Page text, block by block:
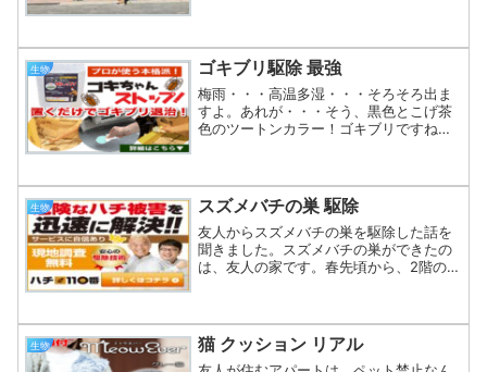
夏の今の時期は、ひまわり...
生物 ゴキブリ駆除 最強
梅雨・・・高温多湿・・・そろそろ出ま
すよ。あれが・・・そう、黒色とこげ茶
色のツートンカラー！ゴキブリですね。
る！壊滅させよ！ゴキブリ...
生物 スズメバチの巣 駆除
友人からスズメバチの巣を駆除した話を
聞きました。スズメバチの巣ができたの
は、友人の家です。春先頃から、2階の屋
ったので、特に何もせず...
生物 猫 クッション リアル